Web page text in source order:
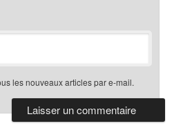
les nouveaux articles par e-mail.